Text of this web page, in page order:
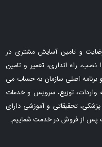
و تامین آسایش مشتری در
راه اندازی، تعمیر و تامین
برنامه اصلی سازمان به حساب می
واردات، توزیع، سرویس و خدمات
تحقیقاتی و آموزشی دارای
پس از فروش در خدمت شماییم.